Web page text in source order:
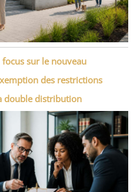
focus sur le nouveau
des restrictions
double distribution